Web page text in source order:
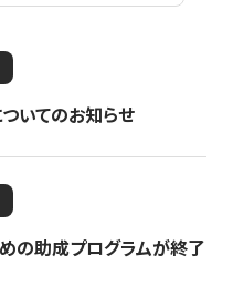
いてのお知らせ
の助成プログラムが終了